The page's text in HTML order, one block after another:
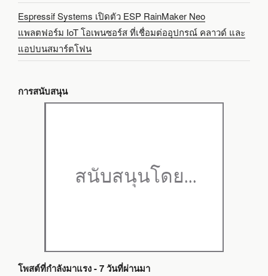
Espressif Systems เปิดตัว ESP RainMaker Neo
แพลตฟอร์ม IoT โอเพนซอร์ส ที่เชื่อมต่ออุปกรณ์ คลาวด์ และ
แอปบนสมาร์ตโฟน
การสนับสนุน
โพสต์ที่กำลังมาแรง - 7 วันที่ผ่านมา